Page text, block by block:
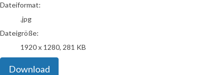
Dateiformat:
.jpg
Dateigröße:
1920 x 1280, 281 KB
Download